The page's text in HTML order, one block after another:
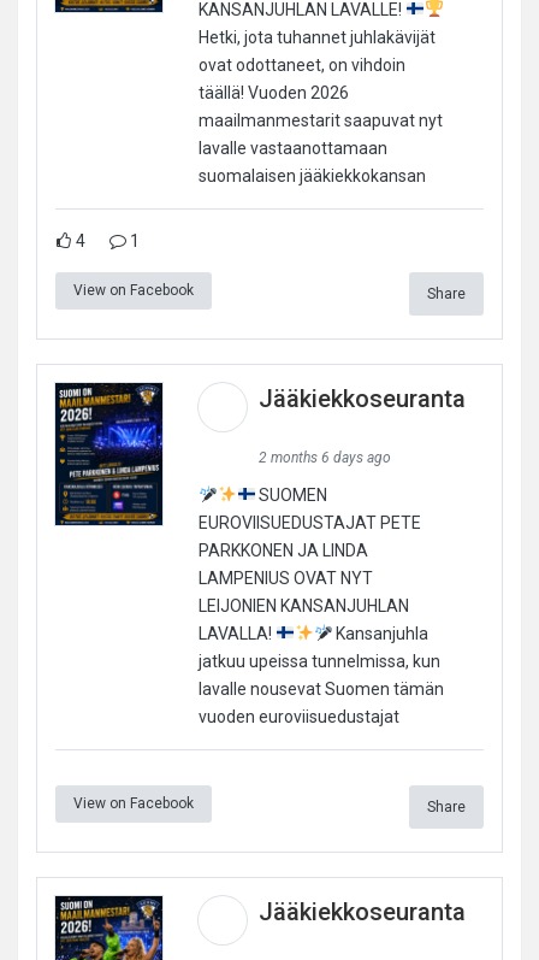
KANSANJUHLAN LAVALLE!
Hetki, jota tuhannet juhlakävijät
ovat odottaneet, on vihdoin
täällä! Vuoden 2026
maailmanmestarit saapuvat nyt
lavalle vastaanottamaan
suomalaisen jääkiekkokansan
4 1
View on Facebook Share
Jääkiekkoseuranta
2 months 6 days ago
SUOMEN
EUROVIISUEDUSTAJAT PETE
PARKKONEN JA LINDA
LAMPENIUS OVAT NYT
LEIJONIEN KANSANJUHLAN
LAVALLA!
Kansanjuhla
jatkuu upeissa tunnelmissa, kun
lavalle nousevat Suomen tämän
vuoden euroviisuedustajat
View on Facebook Share
Jääkiekkoseuranta